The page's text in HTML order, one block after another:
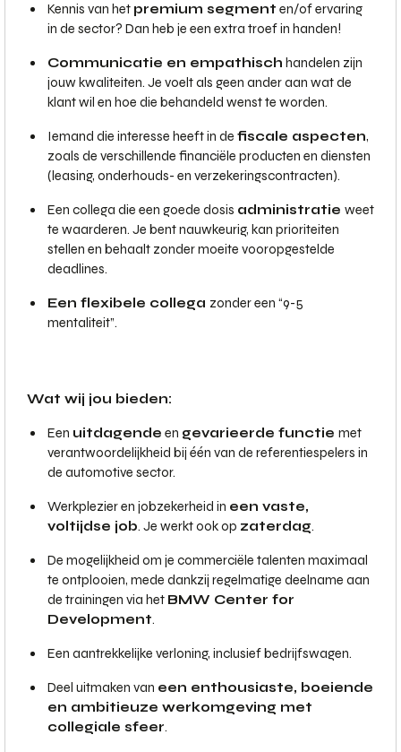
Kennis van het premium segment en/of ervaring
in de sector? Dan heb je een extra troef in handen!
Communicatie en empathisch handelen zijn
jouw kwaliteiten. Je voelt als geen ander aan wat de
klant wil en hoe die behandeld wenst te worden.
Iemand die interesse heeft in de fiscale aspecten,
zoals de verschillende financiële producten en diensten
(leasing, onderhouds- en verzekeringscontracten).
Een collega die een goede dosis administratie weet
te waarderen. Je bent nauwkeurig, kan prioriteiten
stellen en behaalt zonder moeite vooropgestelde
deadlines.
Een flexibele collega zonder een “9-5
mentaliteit”.
Wat wij jou bieden:
Een uitdagende en gevarieerde functie met
verantwoordelijkheid bij één van de referentiespelers in
de automotive sector.
Werkplezier en jobzekerheid in een vaste,
voltijdse job. Je werkt ook op zaterdag.
De mogelijkheid om je commerciële talenten maximaal
te ontplooien, mede dankzij regelmatige deelname aan
de trainingen via het BMW Center for
Development.
Een aantrekkelijke verloning, inclusief bedrijfswagen.
Deel uitmaken van een enthousiaste, boeiende
en ambitieuze werkomgeving met
collegiale sfeer.